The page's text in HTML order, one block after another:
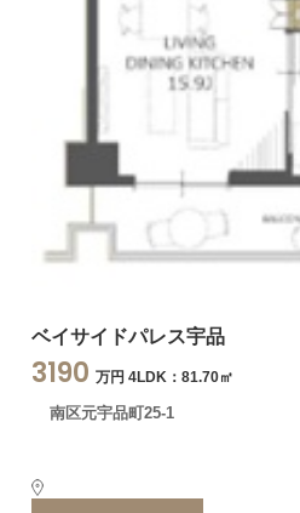
ベイサイドパレス宇品
3190 万円 4LDK：81.70㎡
南区元宇品町25-1